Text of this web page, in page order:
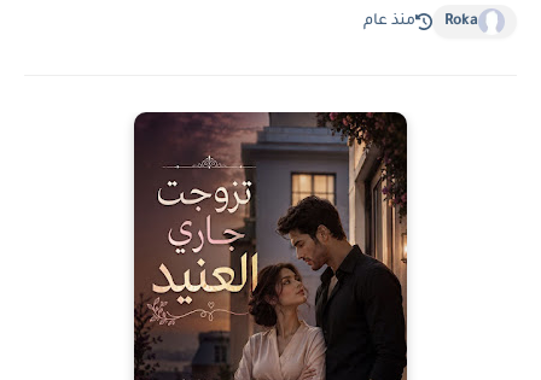
Roka منذ عام